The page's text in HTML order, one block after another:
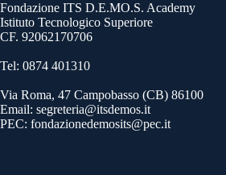
Fondazione ITS D.E.MO.S. Academy
Istituto Tecnologico Superiore
CF. 92062170706
Tel: 0874 401310
Via Roma, 47 Campobasso (CB) 86100
Email: segreteria@itsdemos.it
PEC: fondazionedemosits@pec.it